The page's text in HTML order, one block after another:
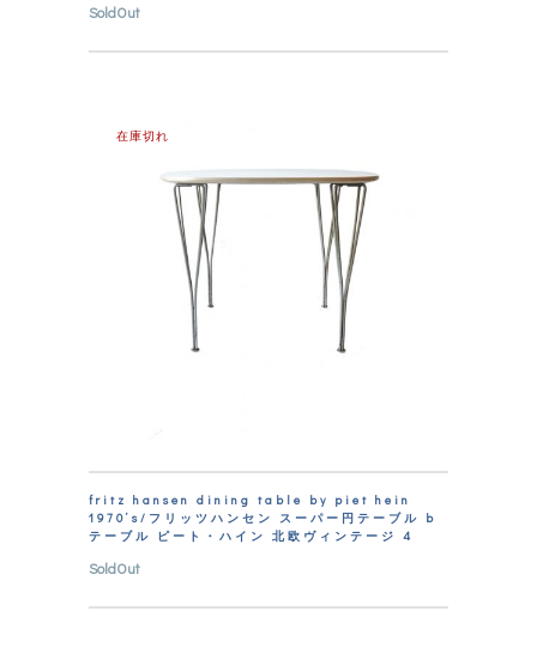
SoldOut
在庫切れ
fritz hansen dining table by piet hein
1970’s/フリッツハンセン スーパー円テーブル b
テーブル ピート・ハイン 北欧ヴィンテージ 4
SoldOut